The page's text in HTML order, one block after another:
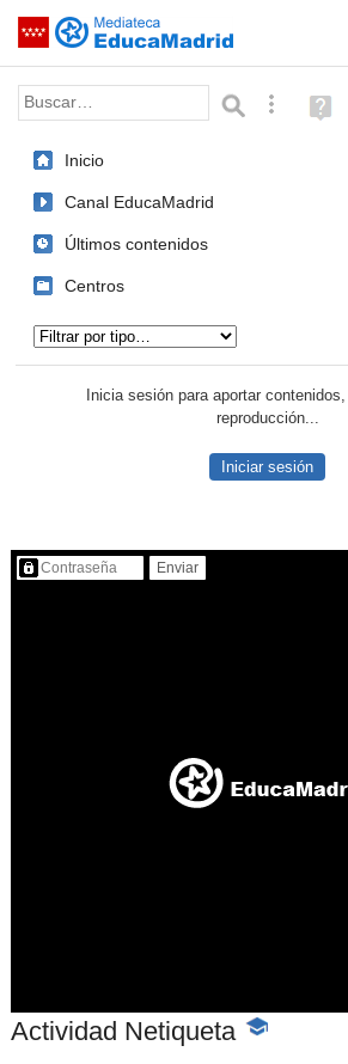
Saltar navegación
Palabra o frase: BúsquedaAyuda
(en
Inicio
Canal EducaMadrid
Últimos contenidos
Centros
Inicia sesión para aportar
reproducción...
Iniciar sesión
Contenido protegido…
Actividad Netiqueta -